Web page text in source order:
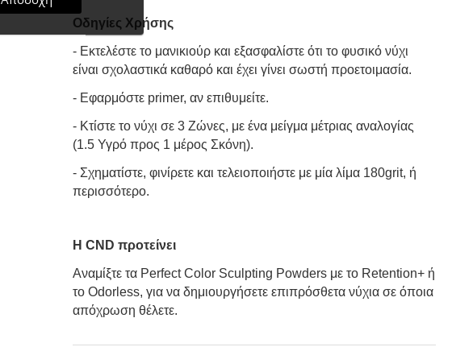
Οδηγίες Χρήσης
- Εκτελέστε το μανικιούρ και εξασφαλίστε ότι το φυσικό νύχι
είναι σχολαστικά καθαρό και έχει γίνει σωστή προετοιμασία.
- Εφαρμόστε primer, αν επιθυμείτε.
- Κτίστε το νύχι σε 3 Ζώνες, με ένα μείγμα μέτριας αναλογίας
(1.5 Υγρό προς 1 μέρος Σκόνη).
- Σχηματίστε, φινίρετε και τελειοποιήστε με μία λίμα 180grit, ή
περισσότερο.
Η CND προτείνει
Αναμίξτε τα Perfect Color Sculpting Powders με το Retention+ ή
το Odorless, για να δημιουργήσετε επιπρόσθετα νύχια σε όποια
απόχρωση θέλετε.